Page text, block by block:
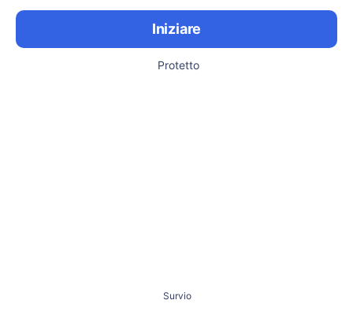
Iniziare
Protetto
Survio